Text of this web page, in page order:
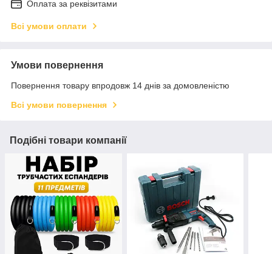
Оплата за реквізитами
Всі умови оплати
Умови повернення
Повернення товару впродовж 14 днів за домовленістю
Всі умови повернення
Подібні товари компанії